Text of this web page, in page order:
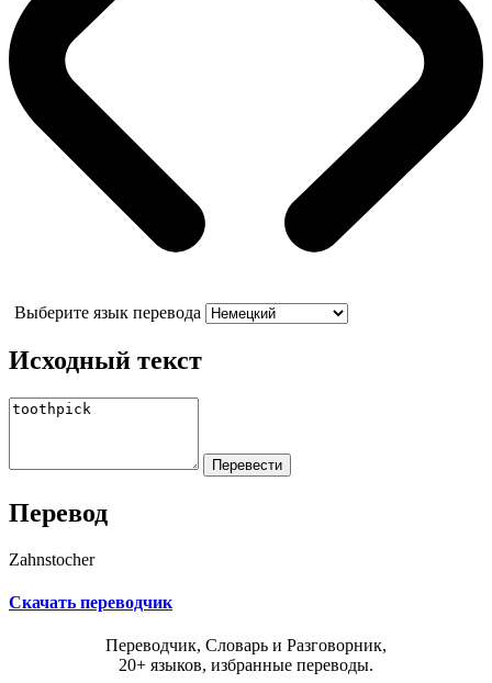
Выберите язык перевода
Исходный текст
Перевод
Zahnstocher
Скачать переводчик
Переводчик, Словарь и Разговорник,
20+ языков, избранные переводы.